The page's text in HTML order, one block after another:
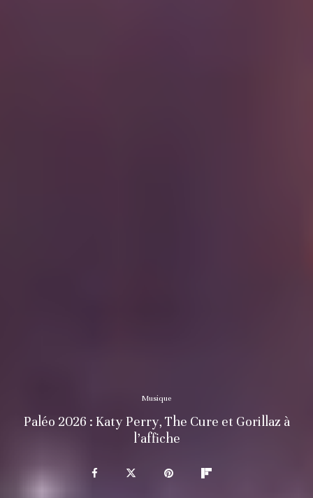
Musique
Paléo 2026 : Katy Perry, The Cure et Gorillaz à
l’affiche